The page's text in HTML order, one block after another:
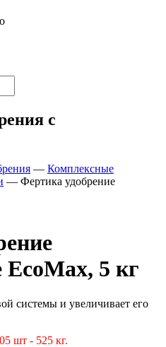
с
— Комплексные
— Фертика удобрение
5 кг
системы и увеличивает его
шт - 525 кг.